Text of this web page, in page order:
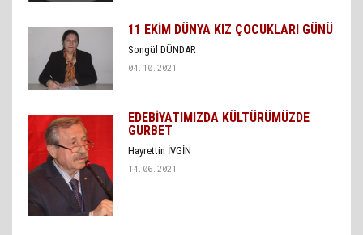
11 EKİM DÜNYA KIZ ÇOCUKLARI GÜNÜ
Songül DÜNDAR
04.10.2021
EDEBİYATIMIZDA KÜLTÜRÜMÜZDE
GURBET
Hayrettin İVGİN
14.06.2021